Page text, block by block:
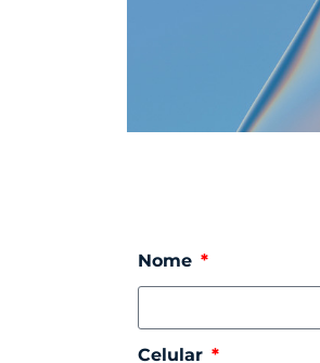
Nome
Celular